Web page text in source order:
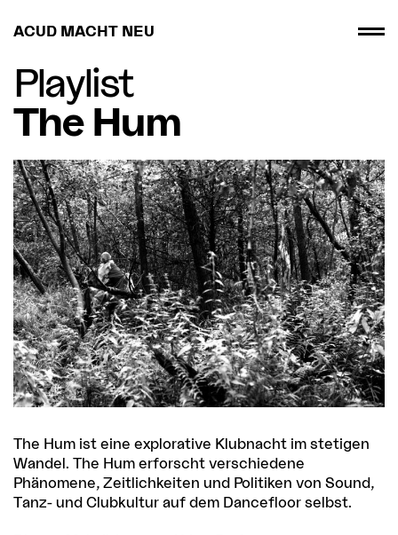
ACUD MACHT NEU
Playlist
The Hum
The Hum ist eine explorative Klubnacht im stetigen
Wandel. The Hum erforscht verschiedene
Phänomene, Zeitlichkeiten und Politiken von Sound,
Tanz- und Clubkultur auf dem Dancefloor selbst.